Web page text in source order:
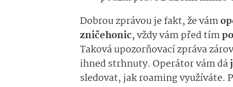
Dobrou zprávou je fakt, že vám
zničehonic, vždy vám před tím
Taková upozorňovací zpráva
ihned strhnuty. Operátor vám dá
sledovat, jak roaming využíváte.